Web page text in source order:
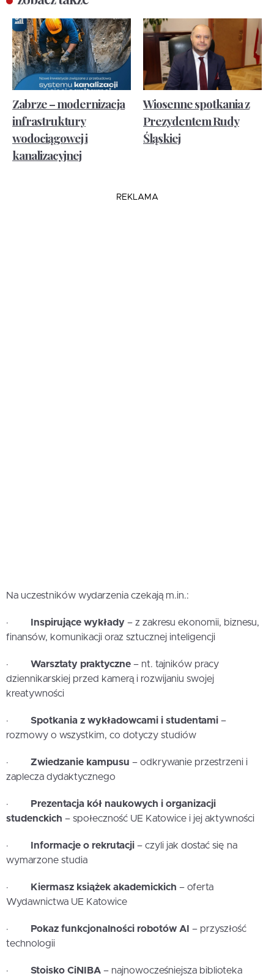
Zabrze – modernizacja
infrastruktury
wodociągowej i
kanalizacyjnej
Wiosenne spotkania z
Prezydentem Rudy
Śląskiej
REKLAMA
Na uczestników wydarzenia czekają m.in.:
· Inspirujące wykłady – z zakresu ekonomii, biznesu,
finansów, komunikacji oraz sztucznej inteligencji
· Warsztaty praktyczne – nt. tajników pracy
dziennikarskiej przed kamerą i rozwijaniu swojej
kreatywności
· Spotkania z wykładowcami i studentami –
rozmowy o wszystkim, co dotyczy studiów
· Zwiedzanie kampusu – odkrywanie przestrzeni i
zaplecza dydaktycznego
·
Prezentacja kół naukowych i organizacji
studenckich – społeczność UE Katowice i jej aktywności
· Informacje o rekrutacji – czyli jak dostać się na
wymarzone studia
· Kiermasz książek akademickich – oferta
Wydawnictwa UE Katowice
· Pokaz funkcjonalności robotów AI – przyszłość
technologii
· Stoisko CiNIBA – najnowocześniejsza biblioteka